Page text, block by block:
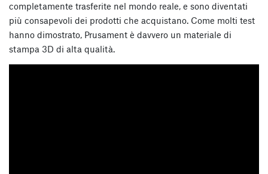
completamente trasferite nel mondo reale, e sono diventati
più consapevoli dei prodotti che acquistano. Come molti test
hanno dimostrato, Prusament è davvero un materiale di
stampa 3D di alta qualità.